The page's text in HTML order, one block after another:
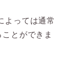
よっては通常
とができま